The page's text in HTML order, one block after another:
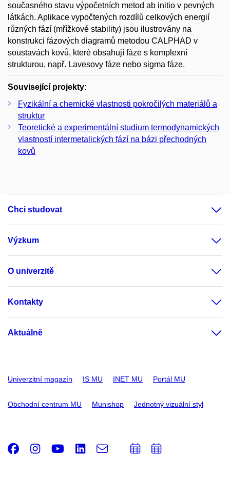
současného stavu výpočetních metod ab initio v pevných
látkách. Aplikace vypočtených rozdílů celkových energií
různých fází (mřížkové stability) jsou ilustrovány na
konstrukci fázových diagramů metodou CALPHAD v
soustavách kovů, které obsahují fáze s komplexní
strukturou, např. Lavesovy fáze nebo sigma fáze.
Související projekty:
Fyzikální a chemické vlastnosti pokročilých materiálů a
struktur
Teoretické a experimentální studium termodynamických
vlastností intermetalických fází na bázi přechodných
kovů
Chci studovat
Výzkum
O univerzitě
Kontakty
Aktuálně
Univerzitní magazín IS MU INET MU Portál MU
Obchodní centrum MU Munishop Jednotný vizuální styl
Facebook
Instagram
Youtube
LinkedIn
e-
Email
PřidatPřidat